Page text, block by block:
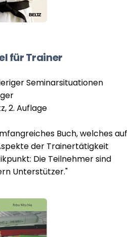
für Trainer
Seminarsituationen
2. Auflage
Buch, welches auf
der Trainertätigkeit
Die Teilnehmer sind
Unterstützer."